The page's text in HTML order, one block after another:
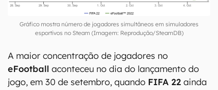
Gráfico mostra número de jogadores simultâneos em simuladores
esportivos no Steam (Imagem: Reprodução/SteamDB)
A maior concentração de jogadores no
eFootball aconteceu no dia do lançamento do
jogo, em 30 de setembro, quando FIFA 22 ainda